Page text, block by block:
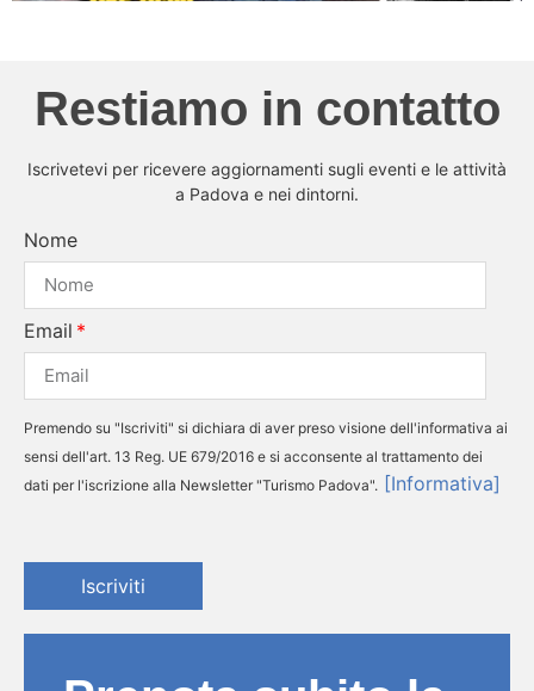
Restiamo in contatto
Iscrivetevi per ricevere aggiornamenti sugli eventi e le attività
a Padova e nei dintorni.
Nome
Email
Premendo su "Iscriviti" si dichiara di aver preso visione dell'informativa ai
sensi dell'art. 13 Reg. UE 679/2016 e si acconsente al trattamento dei
dati per l'iscrizione alla Newsletter "Turismo Padova". [Informativa]
Iscriviti